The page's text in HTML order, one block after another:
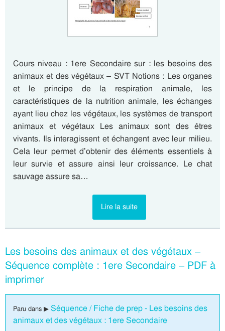
Cours niveau : 1ere Secondaire sur : les besoins des
animaux et des végétaux – SVT Notions : Les organes
et le principe de la respiration animale, les
caractéristiques de la nutrition animale, les échanges
ayant lieu chez les végétaux, les systèmes de transport
animaux et végétaux Les animaux sont des êtres
vivants. Ils interagissent et échangent avec leur milieu.
Cela leur permet d’obtenir des éléments essentiels à
leur survie et assure ainsi leur croissance. Le chat
sauvage assure sa…
Lire la suite
Les besoins des animaux et des végétaux –
Séquence complète : 1ere Secondaire – PDF à
imprimer
Paru dans ▶ Séquence / Fiche de prep - Les besoins des
animaux et des végétaux : 1ere Secondaire